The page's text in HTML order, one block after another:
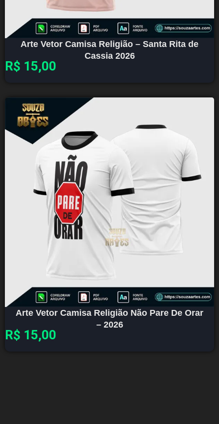
Arte Vetor Camisa Religião – Santa Rita de
Cassia 2026
R$ 15,00
Arte Vetor Camisa Religião Não Pare De Orar
– 2026
R$ 15,00